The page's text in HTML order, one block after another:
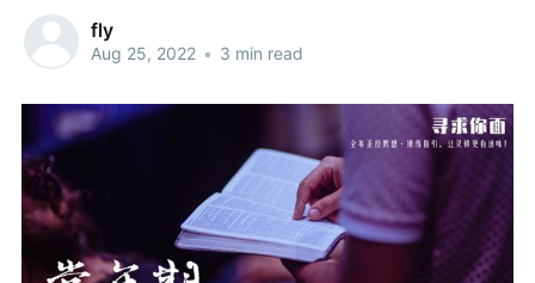
fly
Aug 25, 2022 • 3 min read